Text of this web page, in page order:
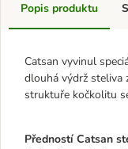
Popis produktu
Catsan vyvinul
dlouhá výdrž steliva
struktuře kočkolitu
Předností Catsan